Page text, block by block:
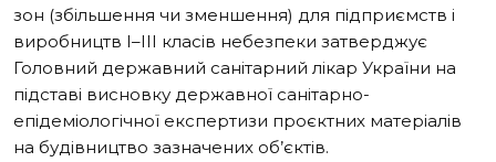
зон (збільшення чи зменшення) для підприємств і
виробництв I–III класів небезпеки затверджує
Головний державний санітарний лікар України на
підставі висновку державної санітарно-
епідеміологічної експертизи проєктних матеріалів
на будівництво зазначених об’єктів.